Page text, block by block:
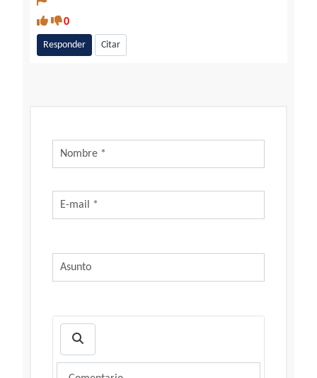
0
Responder Citar